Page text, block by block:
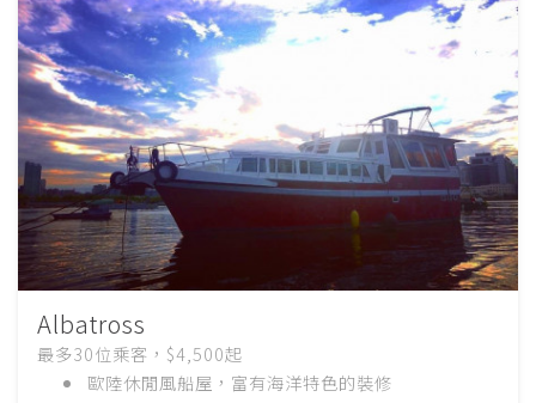
Albatross
最多30位乘客，$4,500起
歐陸休閒風船屋，富有海洋特色的裝修